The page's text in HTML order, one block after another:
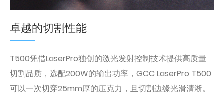
卓越的切割性能
T500凭借LaserPro独创的激光发射控制技术提供高质量
切割品质，选配200W的输出功率，GCC LaserPro T500
可以一次切穿25mm厚的压克力，且切割边缘光滑清淅。